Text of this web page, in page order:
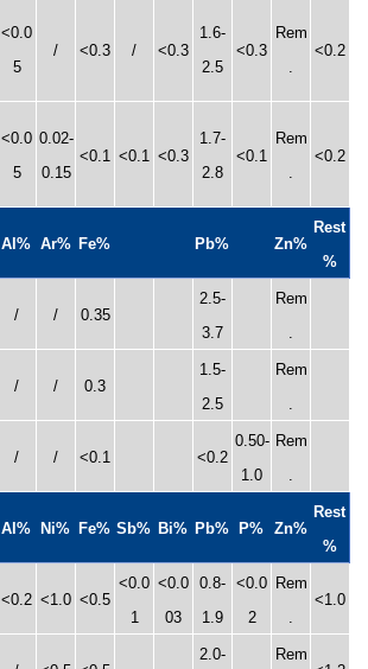
<0.0
5
/ <0.3 / <0.3
1.6-
2.5
<0.3
Rem
<0.2
<0.0
5
0.02-
0.15
<0.1 <0.1 <0.3
1.7-
2.8
<0.1
Rem
<0.2
Al% Ar% Fe% Pb% Zn%
Rest
%
/ / 0.35
2.5-
3.7
Rem
/ / 0.3
1.5-
2.5
Rem
/ / <0.1 <0.2
0.50-
1.0
Rem
Al% Ni% Fe% Sb% Bi% Pb% P% Zn%
Rest
%
<0.2 <1.0 <0.5
<0.0
1
<0.0
03
0.8-
1.9
<0.0
2
Rem
<1.0
2.0-
Rem